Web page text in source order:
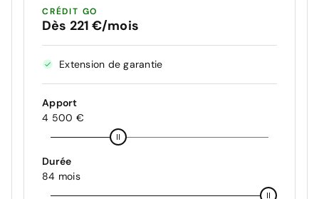
CRÉDIT GO
Dès 221 €/mois
Extension de garantie
Apport
4 500 €
Durée
84 mois